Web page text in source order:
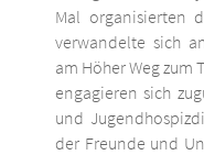
Mal organisierten
verwandelte sich
am Höher Weg zum
engagieren sich
und
der Freunde und